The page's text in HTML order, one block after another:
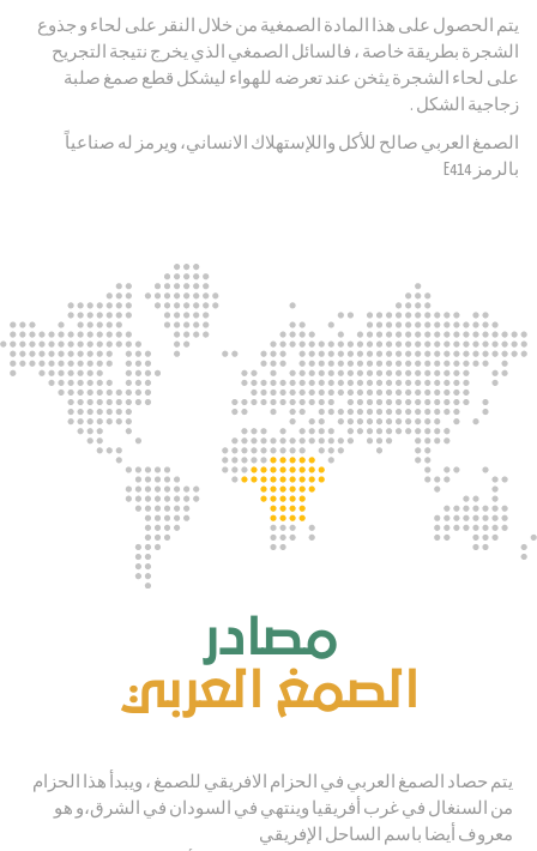
يتم الحصول على هذا المادة الصمغية من خلال النقر على لحاء و جذوع
الشجرة بطريقة خاصة ، فالسائل الصمغي الذي يخرج نتيجة التجريح
على لحاء الشجرة يثخن عند تعرضه للهواء ليشكل قطع صمغ صلبة
زجاجية الشكل .
الصمغ العربي صالح للأكل واللإستهلاك الانساني، ويرمز له صناعياً
بالرمز E414
مصادر
الصمغ العربي
يتم حصاد الصمغ العربي في الحزام الافريقي للصمغ ، ويبدأ هذا الحزام
من السنغال في غرب أفريقيا وينتهي في السودان في الشرق،و هو
معروف أيضا باسم الساحل الإفريقي